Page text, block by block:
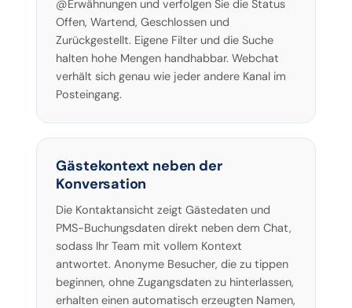
@Erwähnungen und verfolgen Sie die Status
Offen, Wartend, Geschlossen und
Zurückgestellt. Eigene Filter und die Suche
halten hohe Mengen handhabbar. Webchat
verhält sich genau wie jeder andere Kanal im
Posteingang.
Gästekontext neben der
Konversation
Die Kontaktansicht zeigt Gästedaten und
PMS-Buchungsdaten direkt neben dem Chat,
sodass Ihr Team mit vollem Kontext
antwortet. Anonyme Besucher, die zu tippen
beginnen, ohne Zugangsdaten zu hinterlassen,
erhalten einen automatisch erzeugten Namen,